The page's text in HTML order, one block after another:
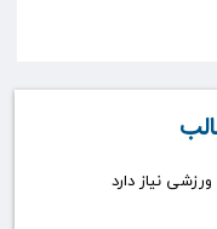
نیاز دارد